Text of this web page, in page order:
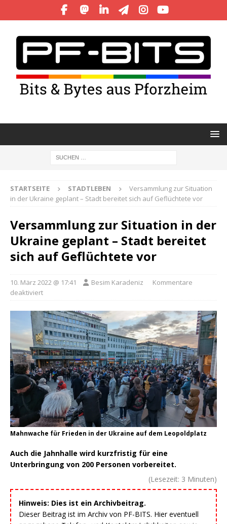
STARTSEITE STADTLEBEN
Versammlung zur Situation
in der Ukraine geplant – Stadt bereitet sich auf Geflüchtete vor
Versammlung zur Situation in der
Ukraine geplant – Stadt bereitet
sich auf Geflüchtete vor
10. März 2022 @ 17:41 Besim Karadeniz
Kommentare
deaktiviert
Mahnwache für Frieden in der Ukraine auf dem Leopoldplatz
Auch die Jahnhalle wird kurzfristig für eine
Unterbringung von 200 Personen vorbereitet.
(Lesezeit: 3 Minuten)
Hinweis: Dies ist ein Archivbeitrag.
Dieser Beitrag ist im Archiv von PF-BITS. Hier eventuell